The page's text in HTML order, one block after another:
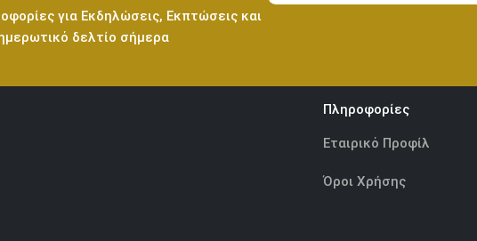
για Εκδηλώσεις, Εκπτώσεις και
δελτίο σήμερα
Πληροφορίες
Εταιρικό Προφίλ
Όροι Χρήσης